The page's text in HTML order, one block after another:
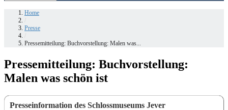
Home
Presse
Pressemitteilung: Buchvorstellung: Malen was...
Pressemitteilung: Buchvorstellung:
Malen was schön ist
Presseinformation des Schlossmuseums Jever